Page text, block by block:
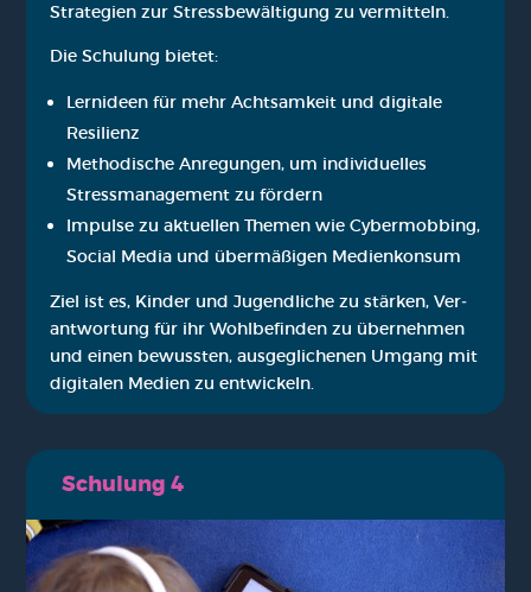
Stra­te­gien zur Stress­be­wäl­ti­gung zu ver­mit­teln.
Die Schu­lung bie­tet:
Lern­ideen für mehr Acht­sam­keit und digi­ta­le
Resi­li­enz
Metho­di­sche Anre­gun­gen, um indi­vi­du­el­les
Stress­ma­nage­ment zu för­dern
Impul­se zu aktu­el­len The­men wie Cyber­mob­bing,
Social Media und über­mä­ßi­gen Medi­en­kon­sum
Ziel ist es, Kin­der und Jugend­li­che zu stär­ken, Ver­
ant­wor­tung für ihr Wohl­be­fin­den zu über­neh­men
und einen bewuss­ten, aus­ge­gli­che­nen Umgang mit
digi­ta­len Medi­en zu ent­wi­ckeln.
Schu­lung 4